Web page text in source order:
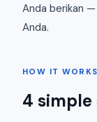
Anda berikan
Anda.
HOW IT WORKS
4 simple